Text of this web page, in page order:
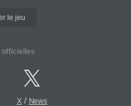
le jeu
officielles
X/ News